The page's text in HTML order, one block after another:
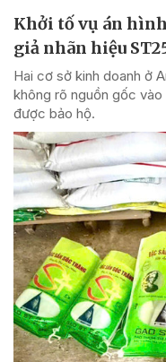
Khởi tố vụ án
giả nhãn hiệu
Hai cơ sở kinh doanh ở
không rõ nguồn gốc vào
được bảo hộ.